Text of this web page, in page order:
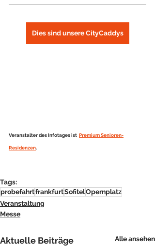
Dies sind unsere CityCaddys
Veranstalter des Infotages ist Premium Senioren-
Residenzen.
Tags:
probefahrtfrankfurtSofitelOpernplatz
Veranstaltung
Messe
Aktuelle Beiträge Alle ansehen